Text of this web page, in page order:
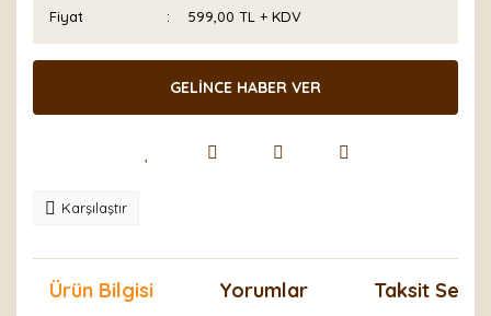
Fiyat 599,00 TL + KDV
GELİNCE HABER VER
Karşılaştır
Ürün Bilgisi Yorumlar Taksit